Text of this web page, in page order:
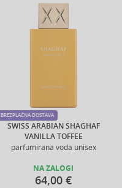
SWISS ARABIAN SHAGHAF
VANILLA TOFFEE
parfumirana voda unisex
BREZPLAČNA DOSTAVA
NA ZALOGI
64,00 €